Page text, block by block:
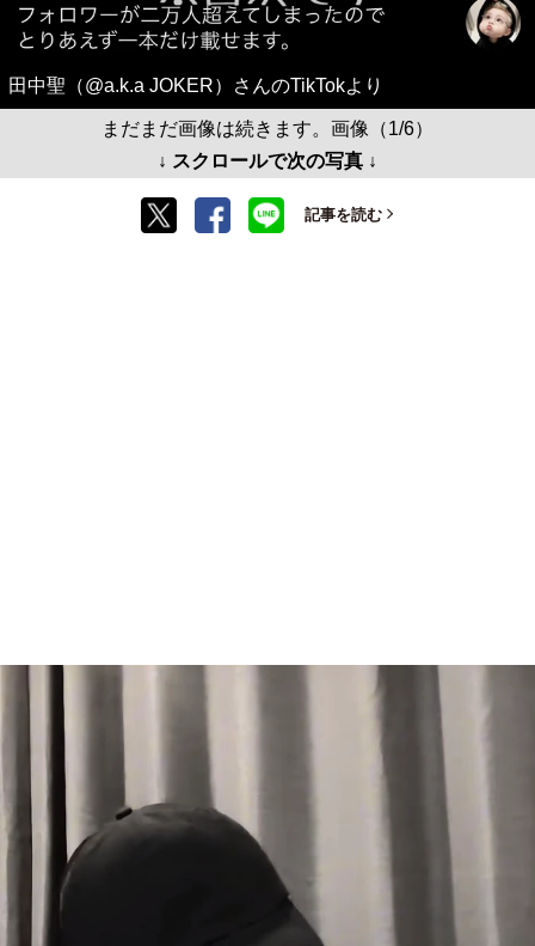
田中聖（@a.k.a JOKER）さんのTikTokより
まだまだ画像は続きます。画像（1/6）
↓ スクロールで次の写真 ↓
記事を読む